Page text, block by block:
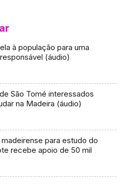
à população para uma
(áudio)
São Tomé interessados
na Madeira (áudio)
para estudo do
recebe apoio de 50 mil